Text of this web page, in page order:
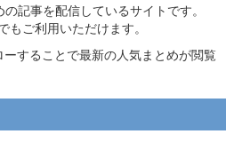
記事を配信しているサイトです。
ご利用いただけます。
ーすることで最新の人気まとめが閲覧